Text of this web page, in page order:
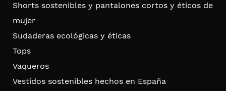
Shorts sostenibles y pantalones cortos y éticos de
mujer
Sudaderas ecológicas y éticas
Tops
Vaqueros
Vestidos sostenibles hechos en España